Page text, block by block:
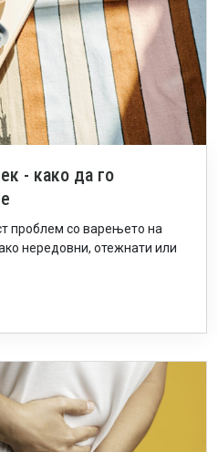
- како да го
проблем со варењето на
нередовни, отежнати или